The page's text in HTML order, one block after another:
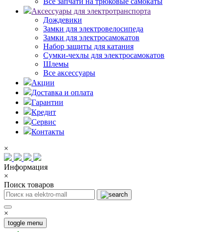
Аксессуары для электротранспорта
Дождевики
Замки для электровелосипеда
Замки для электросамокатов
Набор защиты для катания
Сумки-чехлы для электросамокатов
Шлемы
Все аксессуары
Акции
Доставка и оплата
Гарантии
Кредит
Сервис
Контакты
×
Информация
×
Поиск товаров
×
toggle menu